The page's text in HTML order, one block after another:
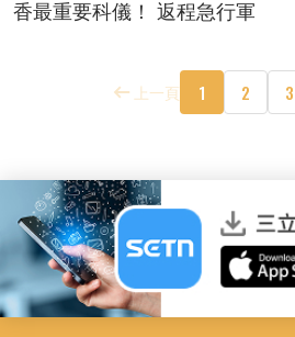
香最重要科儀！ 返程急行軍
上一頁 1 2 3